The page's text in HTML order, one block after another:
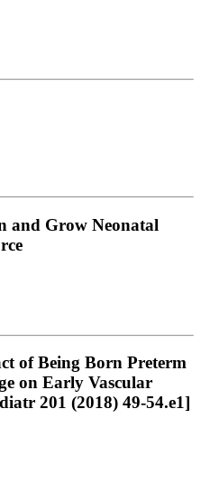
and Grow Neonatal
of Being Born Preterm
on Early Vascular
201 (2018) 49-54.e1]